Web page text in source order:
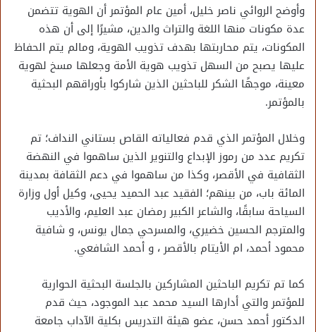
وأوضح الروائي ناصر خليل، أمين عام المؤتمر أن الهوية تتضمن
عدة مكونات منها اللغة والتراث والدين، مشيرًا إلى أن هذه
المكونات، يتم محاربتها بهدف تذويب الهوية، ومالم يتم الحفاظ
عليها يصبح من السهل تذويب هوية الأمة وجعلها مسخ لهوية
معينة، موجهًا الشكر للباحثين الذين شاركوا بأوراقهم البحثية
بالمؤتمر.
وخلال المؤتمر الذي قدم فعالياته القاص بستاني النداف؛ تم
تكريم عدد من رموز الإبداع والتنوير الذين ساهموا في النهضة
الثقافية في الأقصر، وكذا من ساهموا في دعم الثقافة بمدينة
المائة باب، من بينهم؛ الفقيد عبد الحميد يحيى، وكيل أول وزارة
السياحة سابقًا، والشاعر الكبير رمضان عبد العليم، والأديب
والمترجم الحسين خضيري، والمسرحي جمال يونس، و شافية
محمود أحمد، ام الأيتام بالأقصر ، و أحمد الشافعي.
كما تم تكريم الباحثين المشاركين بالجلسة البحثية الحوارية
للمؤتمر والتي أدارها السيد محمد عبد الموجود، حيث قدم
الدكتور أحمد حسن، عضو هيئة التدريس بكلية الآداب جامعة